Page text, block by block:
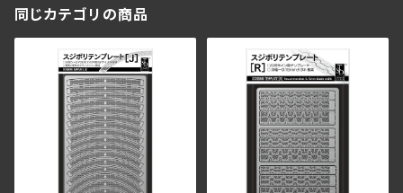
同じカテゴリの商品